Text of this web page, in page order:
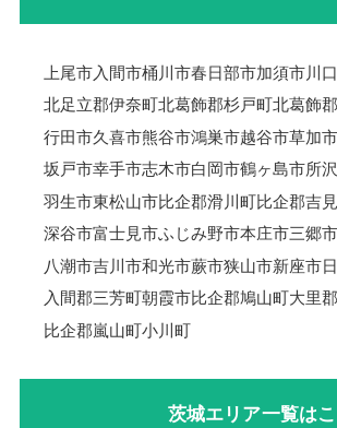
上尾市入間市桶川市春日部市加須市川
北足立郡伊奈町北葛飾郡杉戸町北葛飾
行田市久喜市熊谷市鴻巣市越谷市草加市
坂戸市幸手市志木市白岡市鶴ヶ島市所
羽生市東松山市比企郡滑川町比企郡吉
深谷市富士見市ふじみ野市本庄市三郷
八潮市吉川市和光市蕨市狭山市新座市
入間郡三芳町朝霞市比企郡鳩山町大里
比企郡嵐山町小川町
茨城エリア一覧は